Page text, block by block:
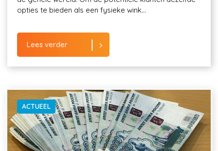
opties te bieden als een fysieke wink...
Lees verder
ACTUEEL